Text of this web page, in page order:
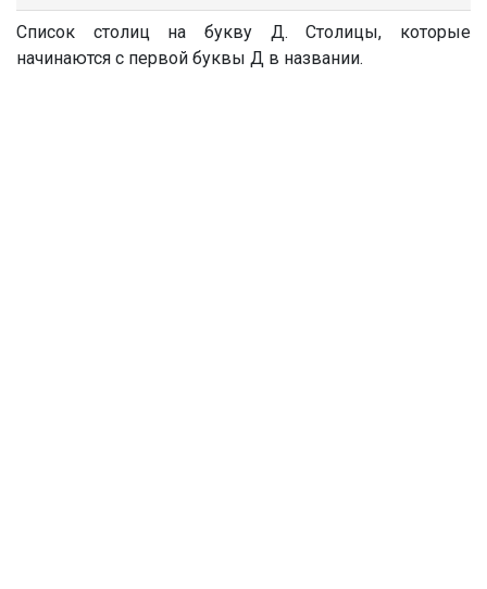
Список столиц на букву Д. Столицы, которые
начинаются с первой буквы Д в названии.